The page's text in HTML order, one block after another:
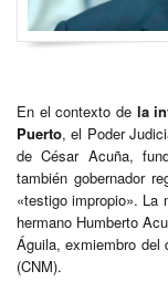
En el contexto dela
Puerto, el Poder
de César Acuña,
también gobernador
«testigo impropio». La
hermano Humberto
Águila, exmiembro del
(CNM).